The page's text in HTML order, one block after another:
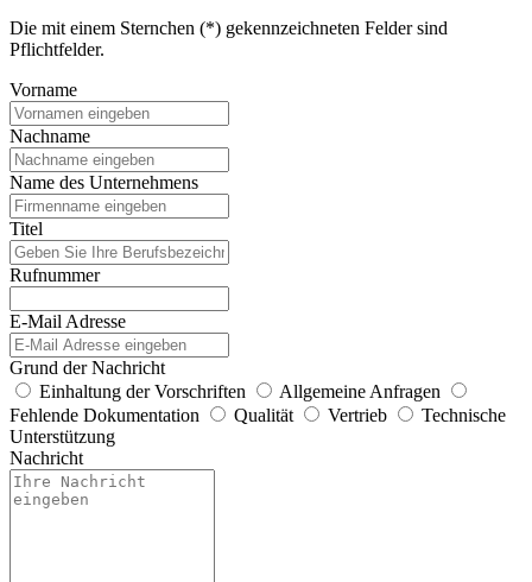
Die mit einem Sternchen (*) gekennzeichneten Felder sind
Pflichtfelder.
Vorname
Nachname
Name des Unternehmens
Titel
Rufnummer
E-Mail Adresse
Grund der Nachricht
Einhaltung der Vorschriften
Allgemeine Anfragen
Fehlende Dokumentation
Qualität Vertrieb
Technische
Unterstützung
Nachricht